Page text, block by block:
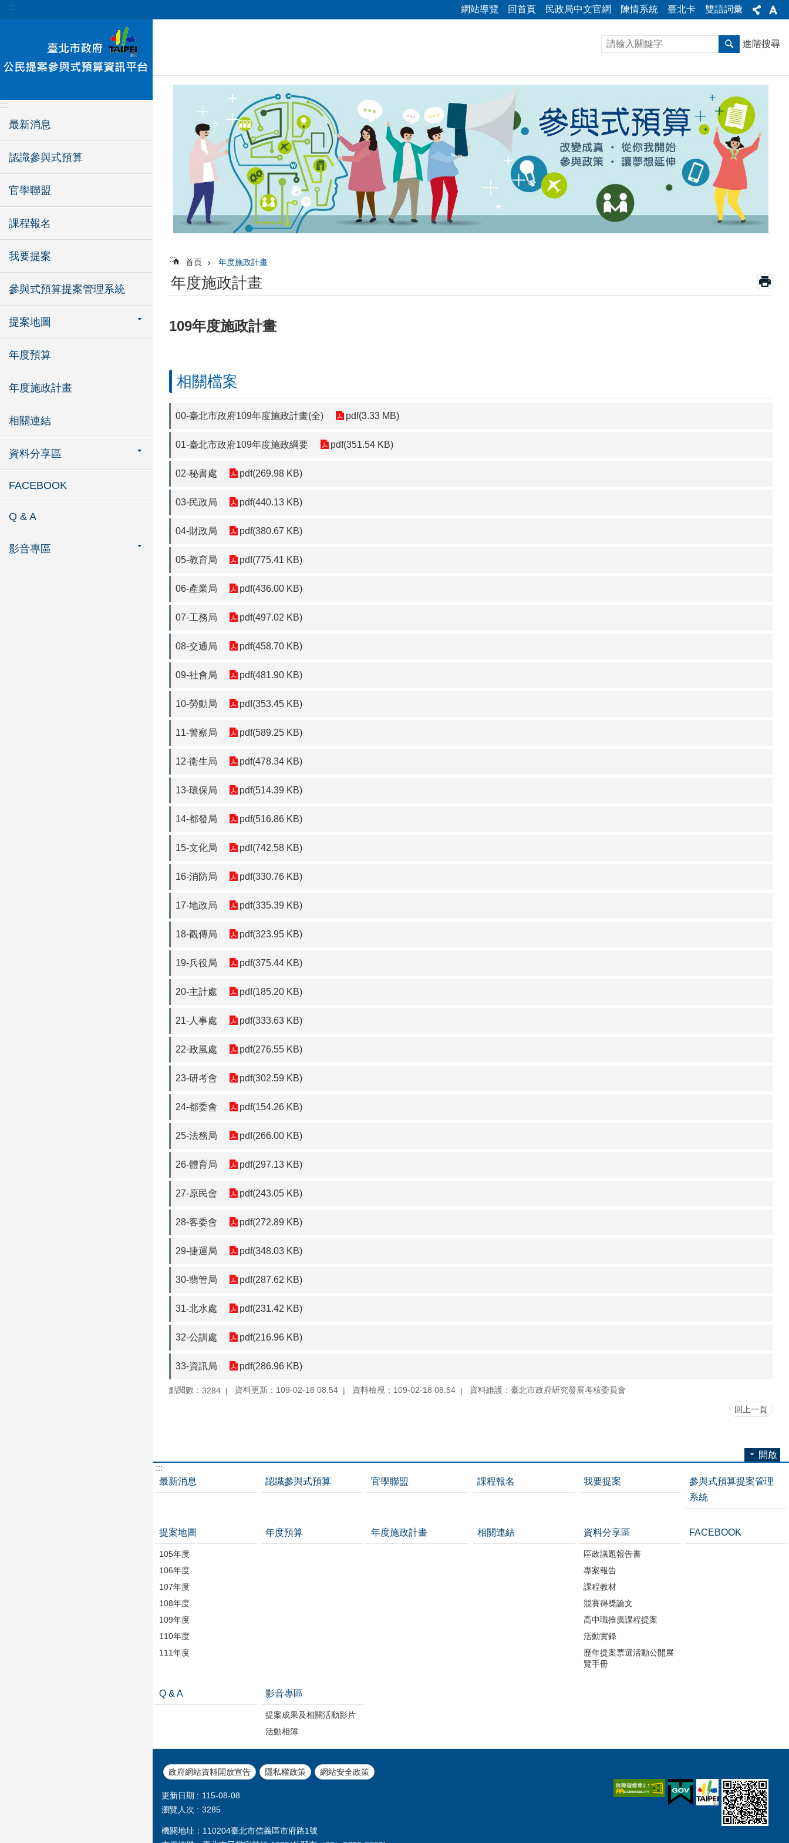
跳到主要內容區塊
::: 網站導覽 回首頁 民政局中文官網 陳情系統 臺北卡 雙語詞彙
:::
最新消息
認識參與式預算
官學聯盟
課程報名
我要提案
參與式預算提案管理系統
提案地圖
年度預算
年度施政計畫
相關連結
資料分享區
FACEBOOK
Q & A
影音專區
進階搜尋
::: 首頁 年度施政計畫
年度施政計畫
109年度施政計畫
相關檔案
00-臺北市政府109年度施政計畫(全) pdf(3.33 MB)
01-臺北市政府109年度施政綱要 pdf(351.54 KB)
02-秘書處 pdf(269.98 KB)
03-民政局 pdf(440.13 KB)
04-財政局 pdf(380.67 KB)
05-教育局 pdf(775.41 KB)
06-產業局 pdf(436.00 KB)
07-工務局 pdf(497.02 KB)
08-交通局 pdf(458.70 KB)
09-社會局 pdf(481.90 KB)
10-勞動局 pdf(353.45 KB)
11-警察局 pdf(589.25 KB)
12-衛生局 pdf(478.34 KB)
13-環保局 pdf(514.39 KB)
14-都發局 pdf(516.86 KB)
15-文化局 pdf(742.58 KB)
16-消防局 pdf(330.76 KB)
17-地政局 pdf(335.39 KB)
18-觀傳局 pdf(323.95 KB)
19-兵役局 pdf(375.44 KB)
20-主計處 pdf(185.20 KB)
21-人事處 pdf(333.63 KB)
22-政風處 pdf(276.55 KB)
23-研考會 pdf(302.59 KB)
24-都委會 pdf(154.26 KB)
25-法務局 pdf(266.00 KB)
26-體育局 pdf(297.13 KB)
27-原民會 pdf(243.05 KB)
28-客委會 pdf(272.89 KB)
29-捷運局 pdf(348.03 KB)
30-翡管局 pdf(287.62 KB)
31-北水處 pdf(231.42 KB)
32-公訓處 pdf(216.96 KB)
33-資訊局 pdf(286.96 KB)
點閱數： 3284 資料更新：109-02-18 08:54 資料檢視：109-02-18 08:54 資料維護：臺北市政府研究發展考核委員會
回上一頁
開啟
:::
最新消息
認識參與式預算 官學聯盟 課程報名 我要提案
參與式預算提案管理
系統
提案地圖
105年度
106年度
107年度
108年度
109年度
110年度
111年度
年度預算 年度施政計畫 相關連結 資料分享區
區政議題報告書
專案報告
課程教材
競賽得獎論文
高中職推廣課程提案
活動實錄
歷年提案票選活動公開展
覽手冊
FACEBOOK
Q & A 影音專區
提案成果及相關活動影片
活動相簿
政府網站資料開放宣告 隱私權政策 網站安全政策
更新日期
115-08-08
瀏覽人次
3285
機關地址：110204臺北市信義區市府路1號